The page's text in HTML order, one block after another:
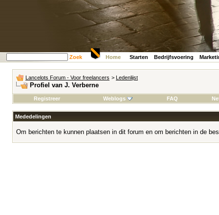
Zoek Home Starten Bedrijfsvoering
Lancelots Forum - Voor freelancers > Ledenlijst
Profiel van J. Verberne
Registreer Weblogs FAQ
Mededelingen
Om berichten te kunnen plaatsen in dit forum en om berichten in de